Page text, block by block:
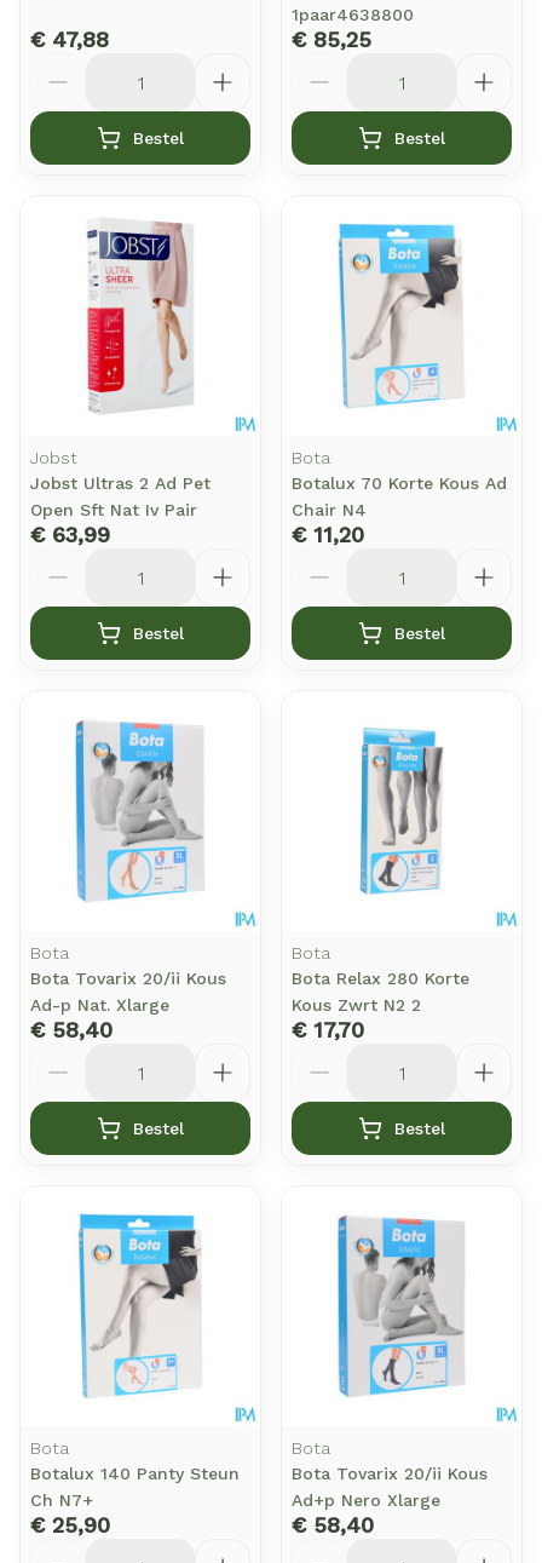
€ 47,88
Bestel
1paar4638800
€ 85,25
Bestel
Jobst
Jobst Ultras 2 Ad Pet
Open Sft Nat Iv Pair
€ 63,99
Bestel
Bota
Botalux 70 Korte Kous Ad
Chair N4
€ 11,20
Bestel
Bota
Bota Tovarix 20/ii Kous
Ad-p Nat. Xlarge
€ 58,40
Bestel
Bota
Bota Relax 280 Korte
Kous Zwrt N2 2
€ 17,70
Bestel
Bota
Botalux 140 Panty Steun
Ch N7+
€ 25,90
Bota
Bota Tovarix 20/ii Kous
Ad+p Nero Xlarge
€ 58,40